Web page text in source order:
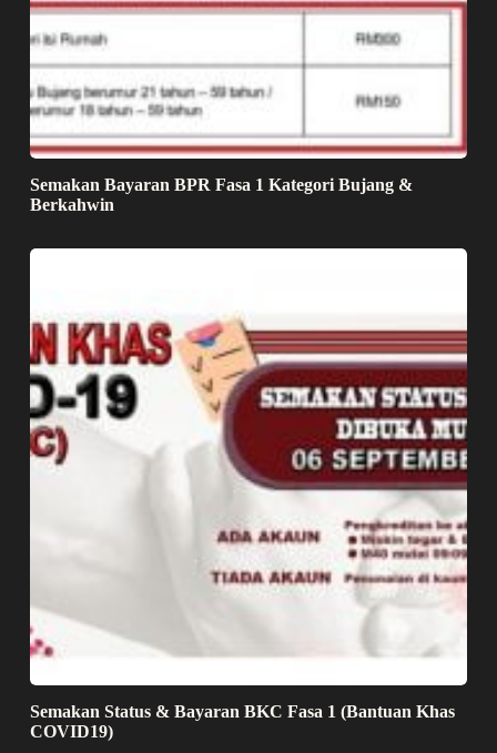
Semakan Bayaran BPR Fasa 1 Kategori Bujang &
Berkahwin
Semakan Status & Bayaran BKC Fasa 1 (Bantuan Khas
COVID19)